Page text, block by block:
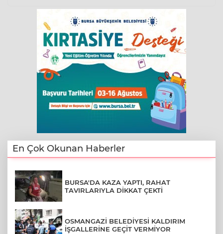
En Çok Okunan Haberler
BURSA'DA KAZA YAPTI, RAHAT
TAVIRLARIYLA DİKKAT ÇEKTİ
OSMANGAZİ BELEDİYESİ KALDIRIM
İŞGALLERİNE GEÇİT VERMİYOR